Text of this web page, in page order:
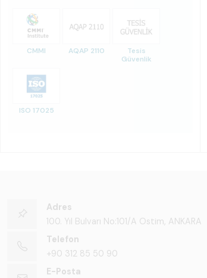
CMMI AQAP 2110
Tesis
Güvenlik
ISO 17025
Adres
100. Yıl Bulvarı No:101/A Ostim, ANKARA
Telefon
+90 312 85 50 90
E-Posta